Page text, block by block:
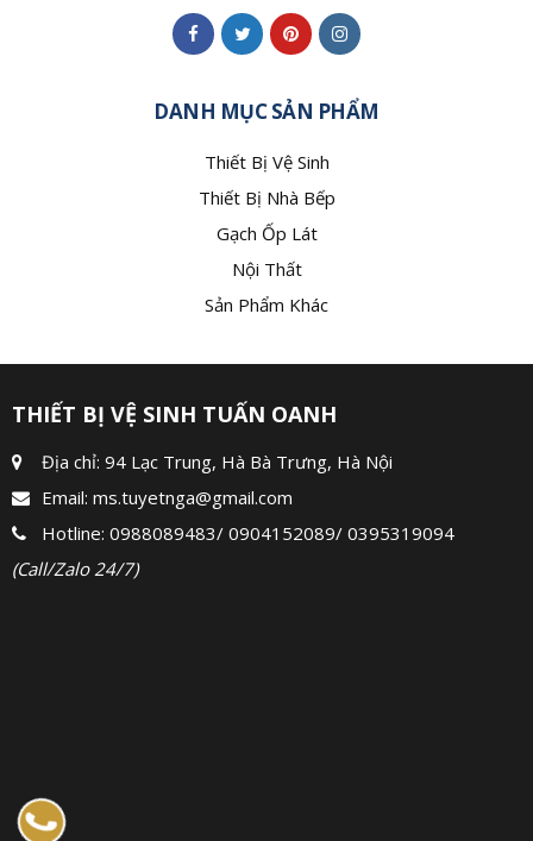
DANH MỤC SẢN PHẨM
Thiết Bị Vệ Sinh
Thiết Bị Nhà Bếp
Gạch Ốp Lát
Nội Thất
Sản Phẩm Khác
THIẾT BỊ VỆ SINH TUẤN OANH
Địa chỉ: 94 Lạc Trung, Hà Bà Trưng, Hà Nội
Email: ms.tuyetnga@gmail.com
Hotline: 0988089483/ 0904152089/ 0395319094
(Call/Zalo 24/7)